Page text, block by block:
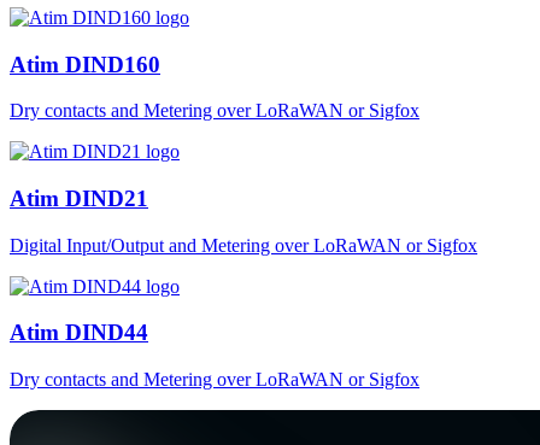
Atim DIND160
Dry contacts and Metering over LoRaWAN or Sigfox
Atim DIND21
Digital Input/Output and Metering over LoRaWAN or Sigfox
Atim DIND44
Dry contacts and Metering over LoRaWAN or Sigfox